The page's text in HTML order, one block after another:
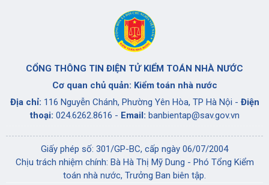
CỔNG THÔNG TIN ĐIỆN TỬ KIỂM TOÁN NHÀ NƯỚC
Cơ quan chủ quản: Kiểm toán nhà nước
Địa chỉ: 116 Nguyễn Chánh, Phường Yên Hòa, TP Hà Nội - Điện
thoại: 024.6262.8616 - Email: banbientap@sav.gov.vn
Giấy phép số: 301/GP-BC, cấp ngày 06/07/2004
Chịu trách nhiệm chính: Bà Hà Thị Mỹ Dung - Phó Tổng Kiểm
toán nhà nước, Trưởng Ban biên tập.